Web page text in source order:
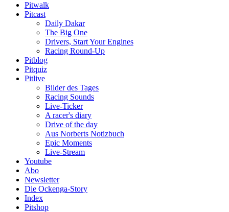
Pitwalk
Pitcast
Daily Dakar
The Big One
Drivers, Start Your Engines
Racing Round-Up
Pitblog
Pitquiz
Pitlive
Bilder des Tages
Racing Sounds
Live-Ticker
A racer's diary
Drive of the day
Aus Norberts Notizbuch
Epic Moments
Live-Stream
Youtube
Abo
Newsletter
Die Ockenga-Story
Index
Pitshop